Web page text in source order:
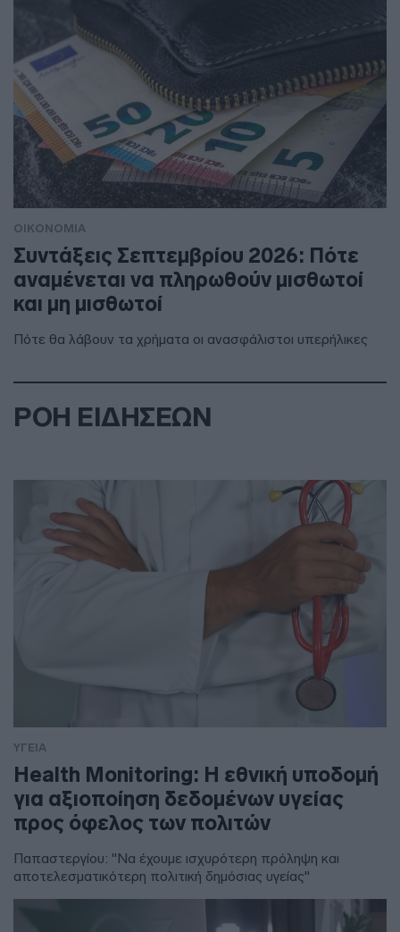
ΟΙΚΟΝΟΜΙΑ
Συντάξεις Σεπτεμβρίου 2026: Πότε
αναμένεται να πληρωθούν μισθωτοί
και μη μισθωτοί
Πότε θα λάβουν τα χρήματα οι ανασφάλιστοι υπερήλικες
ΡΟΗ ΕΙΔΗΣΕΩΝ
ΥΓΕΙΑ
Health Monitoring: Η εθνική υποδομή
για αξιοποίηση δεδομένων υγείας
προς όφελος των πολιτών
Παπαστεργίου: "Να έχουμε ισχυρότερη πρόληψη και
αποτελεσματικότερη πολιτική δημόσιας υγείας"